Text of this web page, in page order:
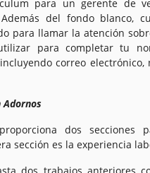
para un gerente de
del fondo blanco,
para llamar la atención
para completar tu
correo
Adornos
dos secciones
sección es la experiencia
dos trabajos anteriores